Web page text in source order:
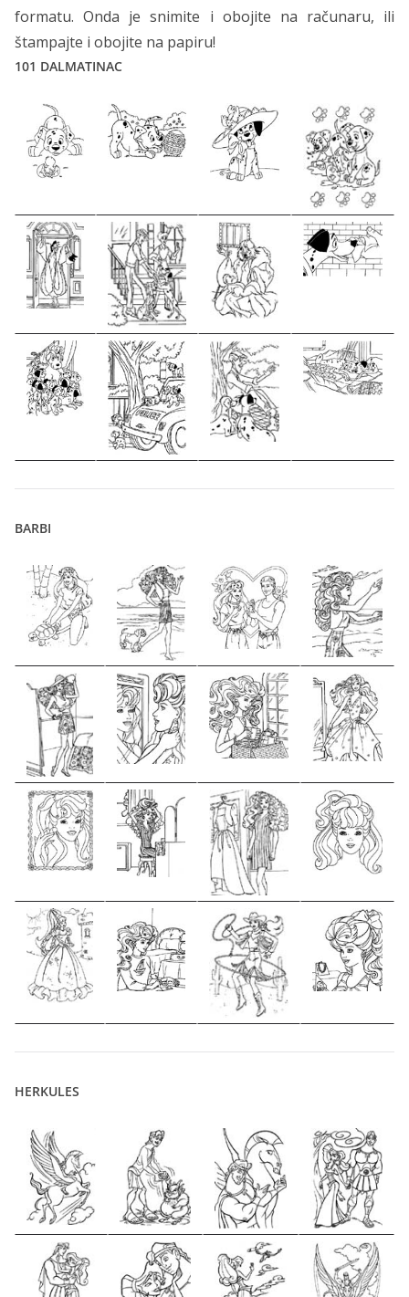
formatu. Onda je snimite i obojite na računaru, ili
štampajte i obojite na papiru!
101 DALMATINAC
BARBI
HERKULES